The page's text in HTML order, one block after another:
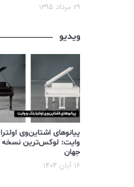
۲۹ مرداد ۱۳۹۵
ویدیو
پیانوهای اشتاین‌وی
وایت: لوکس‌ترین نسخه
جهان
۱۶ آبان ۱۴۰۴